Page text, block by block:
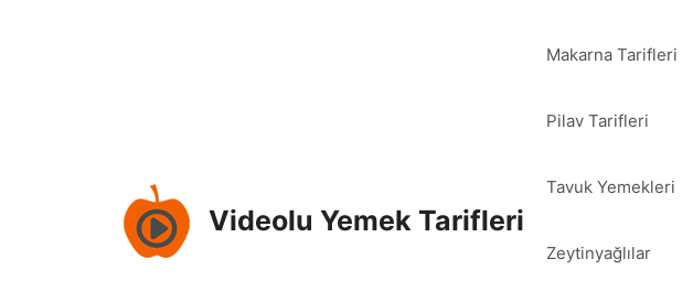
Videolu Yemek Tarifleri
Makarna Tarifleri
Pilav Tarifleri
Tavuk Yemekleri
Zeytinyağlılar